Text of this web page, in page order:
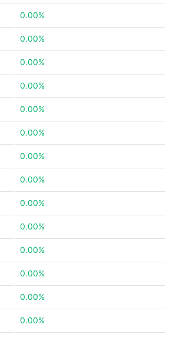
0.00%
0.00%
0.00%
0.00%
0.00%
0.00%
0.00%
0.00%
0.00%
0.00%
0.00%
0.00%
0.00%
0.00%